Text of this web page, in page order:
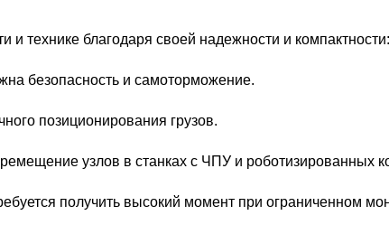
благодаря своей надежности и компактности:
безопасность и самоторможение.
позиционирования грузов.
узлов в станках с ЧПУ и роботизированных
получить высокий момент при ограниченном